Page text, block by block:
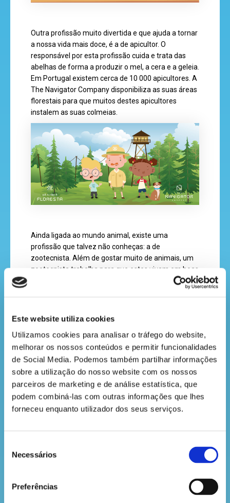
Este website utiliza cookies
Utilizamos cookies para analisar o tráfego do website,
melhorar os nossos conteúdos e permitir funcionalidades
de Social Media. Podemos também partilhar informações
sobre a utilização do nosso website com os nossos
parceiros de marketing e de análise estatística, que
podem combiná-las com outras informações que lhes
forneceu enquanto utilizador dos seus serviços.
Necessários
Preferências
revista
hora
do
recreio
cantinho
do
saber
Outra profissão muito divertida e que ajuda a tornar
a nossa vida mais doce, é a de apicultor. O
responsável por esta profissão cuida e trata das
abelhas de forma a produzir o mel, a cera e a geleia.
Em Portugal existem cerca de 10 000 apicultores. A
The Navigator Company disponibiliza as suas áreas
florestais para que muitos destes apicultores
instalem as suas colmeias.
Ainda ligada ao mundo animal, existe uma
profissão que talvez não conheças: a de
zootecnista. Além de gostar muito de animais, um
zootecnista trabalha para que estes vivam em boas
Mas nem só de alimentação vivem as zonas rurais!
de madeira que tens em casa foram produzidas por
Essa madeira é transformada com mestria e,
depois de alguns acabamentos cuidadosos, resulta